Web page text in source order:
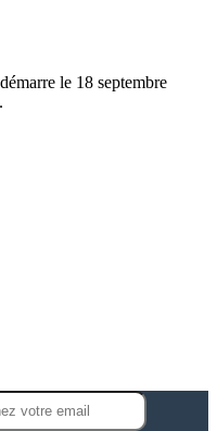
le 18 septembre